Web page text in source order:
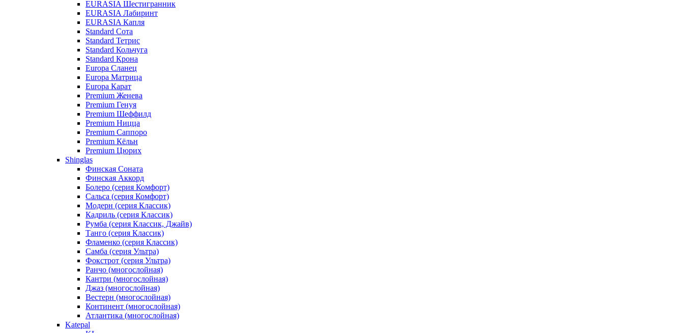
EURASIA Шестигранник
EURASIA Лабиринт
EURASIA Капля
Standard Сота
Standard Тетрис
Standard Кольчуга
Standard Крона
Europa Сланец
Europa Матрица
Europa Карат
Premium Женева
Premium Генуя
Premium Шеффилд
Premium Ницца
Premium Саппоро
Premium Кёльн
Premium Цюрих
Shinglas
Финская Соната
Финская Аккорд
Болеро (серия Комфорт)
Сальса (серия Комфорт)
Модерн (серия Классик)
Кадриль (серия Классик)
Румба (серия Классик, Джайв)
Танго (серия Классик)
Фламенко (серия Классик)
Самба (серия Ультра)
Фокстрот (серия Ультра)
Ранчо (многослойная)
Кантри (многослойная)
Джаз (многослойная)
Вестерн (многослойная)
Континент (многослойная)
Атлантика (многослойная)
Katepal